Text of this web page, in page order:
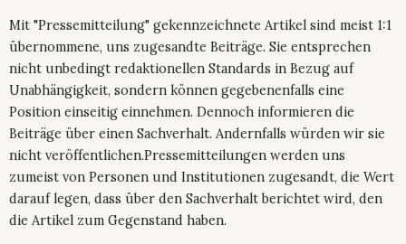
Mit "Pressemitteilung" gekennzeichnete Artikel sind meist 1:1
übernommene, uns zugesandte Beiträge. Sie entsprechen
nicht unbedingt redaktionellen Standards in Bezug auf
Unabhängigkeit, sondern können gegebenenfalls eine
Position einseitig einnehmen. Dennoch informieren die
Beiträge über einen Sachverhalt. Andernfalls würden wir sie
nicht veröffentlichen.Pressemitteilungen werden uns
zumeist von Personen und Institutionen zugesandt, die Wert
darauf legen, dass über den Sachverhalt berichtet wird, den
die Artikel zum Gegenstand haben.